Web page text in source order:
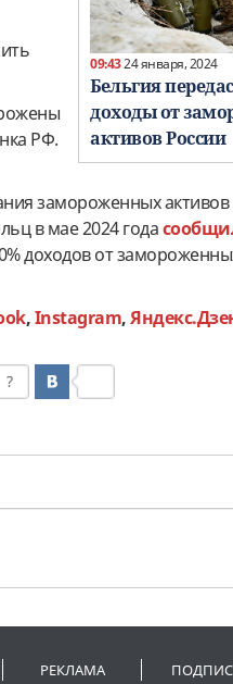
09:4324 января, 2024
Бельгия
доходы от
активов России
РФ.
замороженных
в мае 2024 года
доходов от
,Instagram,
?
РЕКЛАМА